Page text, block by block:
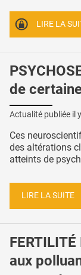
LIRE LA
de
Actualité publiée il
Ces
des altérations
atteints de
LIRE LA SUITE
aux